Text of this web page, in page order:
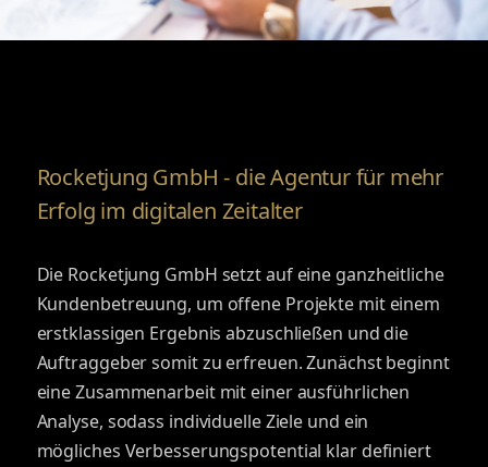
Rocketjung GmbH - die Agentur für mehr
Erfolg im digitalen Zeitalter
Die Rocketjung GmbH setzt auf eine ganzheitliche
Kundenbetreuung, um offene Projekte mit einem
erstklassigen Ergebnis abzuschließen und die
Auftraggeber somit zu erfreuen. Zunächst beginnt
eine Zusammenarbeit mit einer ausführlichen
Analyse, sodass individuelle Ziele und ein
mögliches Verbesserungspotential klar definiert